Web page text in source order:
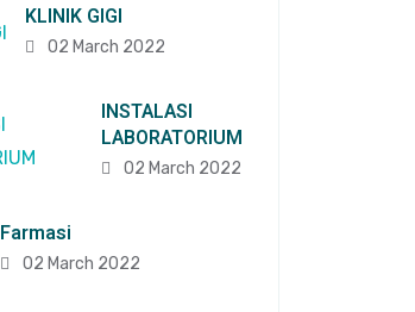
KLINIK GIGI
02 March 2022
INSTALASI
LABORATORIUM
02 March 2022
Farmasi
02 March 2022